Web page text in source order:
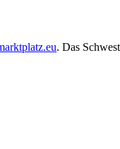
. Das